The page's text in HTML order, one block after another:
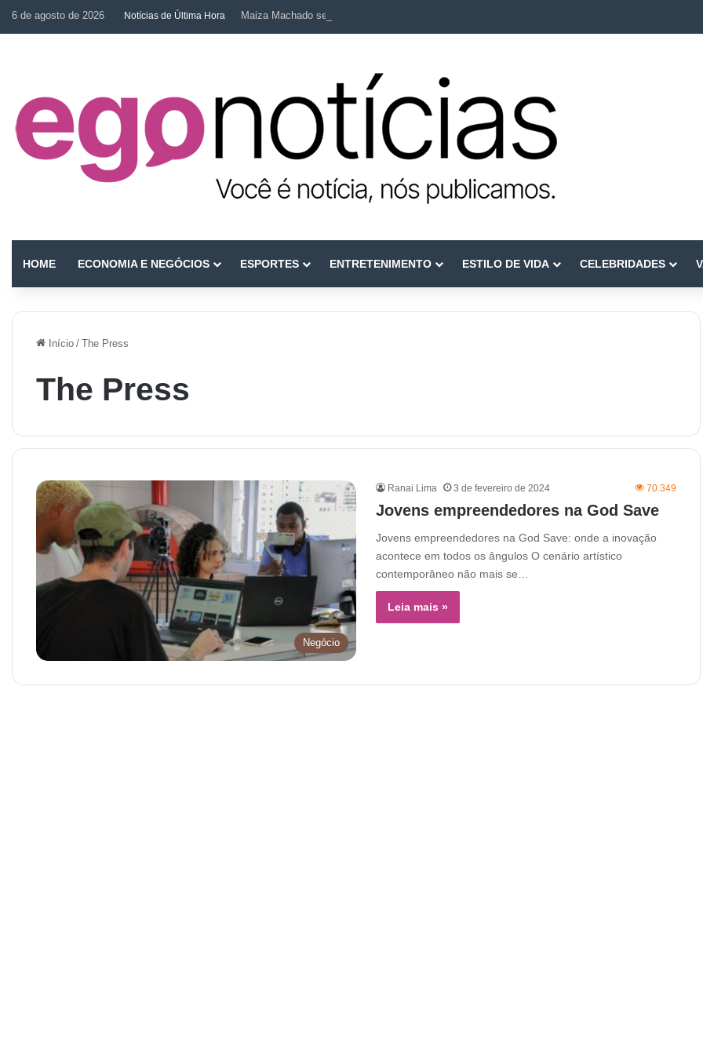
6 de agosto de 2026 Notícias de Última Hora Maiza Machado se destaca como referência em terapia capilar e saúde do couro cabeludo
HOME ECONOMIA E NEGÓCIOS ESPORTES ENTRETENIMENTO ESTILO DE VIDA CELEBRIDADES
Início / The Press
The Press
Negócio
Ranai Lima 3 de fevereiro de 2024 70.349
Jovens empreendedores na God Save
Jovens empreendedores na God Save: onde a inovação
acontece em todos os ângulos O cenário artístico
contemporâneo não mais se…
Leia mais »